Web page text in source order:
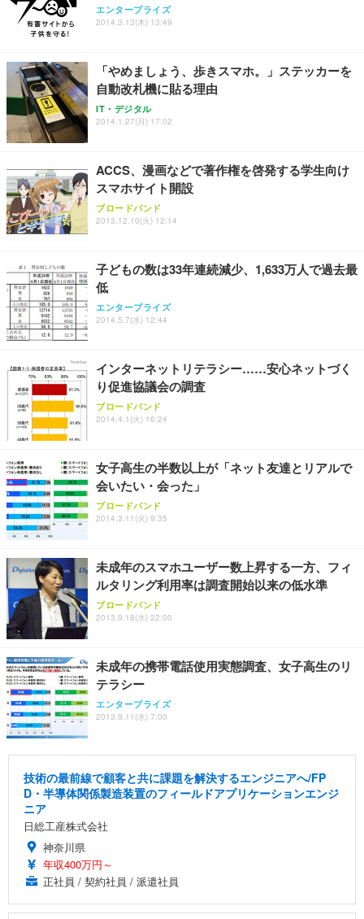
Sezlife オフィスチェア デスクチェア 疲れない テレ
ワーク チェア 強化バックレスト 30度ロッキング機
ョン PCチェア 通気性メッシュ ゲーミング/勉強/事
務用 おしゃれ パソコンチェア (ブラック)
￥7,680
Sezlife オフィスチェア デスクチェア 疲れない テレ
ワーク チェア 強化バックレスト 30度ロッキング機
ョン PCチェア 通気性メッシュ ゲーミング/勉強/事
務用 おしゃれ パソコンチェア (ホワイト)
￥7,680
ANDWINT オフィスチェア デスクチェア 肘なし メ
ッシュ 通気性 ランバーサポート付き 腰サポート ガ
勤務 ブラック
￥4,139
【純正品】27"ゲーミングモニター DualSense 充電
￥49,979
【整備済み品】Dell E2724HS 27インチ 液晶モニタ
ー フルHD（1920×1080）VA 非光沢 HDMI/DisplayP
￥15,800
【MiniLED/24.5inch/280Hz/FHD】GRAPHT THE S
HOOTER Gaming Monitor 24” Essential ゲーミン
￥34,980
ネオ・ルーライフ ネオ・オムツ L 中型犬用 26枚入
￥1,800
Smart Basic(スマートベーシック) 【Amazon.co.jp
限定】 Smart Basic アイリスオーヤマ ペットシーツ
￥3,670
アイリスオーヤマ ペットシーツ 超厚型 お徳用 レギ
ュラー 200枚入【Amazon.co.jp限定】
エンタープライズ
2014.3.13(木) 13:49
「やめましょう、歩きスマホ。」ステッカーを
自動改札機に貼る理由
IT・デジタル
2014.1.27(月) 17:02
ACCS、漫画などで著作権を啓発する学生向け
スマホサイト開設
ブロードバンド
2013.12.10(火) 12:14
子どもの数は33年連続減少、1,633万人で過去最
低
エンタープライズ
2014.5.7(水) 12:44
インターネットリテラシー……安心ネットづく
り促進協議会の調査
ブロードバンド
2014.4.1(火) 16:24
女子高生の半数以上が「ネット友達とリアルで
会いたい・会った」
ブロードバンド
2014.3.11(火) 9:35
未成年のスマホユーザー数上昇する一方、フィ
ルタリング利用率は調査開始以来の低水準
ブロードバンド
2013.9.18(水) 22:00
未成年の携帯電話使用実態調査、女子高生のリ
テラシー
エンタープライズ
2013.9.11(水) 7:00
技術の最前線で顧客と共に課題を解決するエンジニアへ/FP
D・半導体関係製造装置のフィールドアプリケーションエンジ
ニア
日総工産株式会社
神奈川県
年収400万円～
正社員 / 契約社員 / 派遣社員